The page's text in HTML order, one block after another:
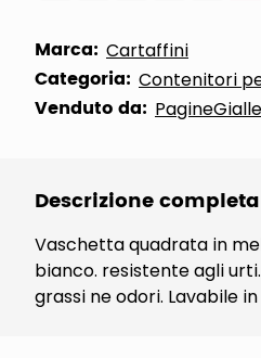
Marca: Cartaffini
Categoria: Contenitori
Venduto da: PagineGialle
Descrizione completa
Vaschetta quadrata in
bianco. resistente agli
grassi ne odori. Lavabile